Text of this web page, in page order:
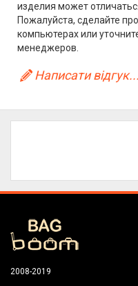
изделия может
Пожалуйста, сделайте
компьютерах или
менеджеров.
Написати відгук...
2008-2019